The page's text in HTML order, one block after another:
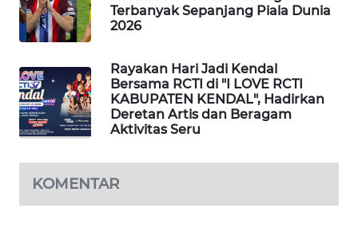
Terbanyak Sepanjang Piala Dunia
2026
Rayakan Hari Jadi Kendal
Bersama RCTI di "I LOVE RCTI
KABUPATEN KENDAL", Hadirkan
Deretan Artis dan Beragam
Aktivitas Seru
KOMENTAR
LAPAK
WAHANA
Wahana
Network
KONSUMEN
MASYARAKAT
KELISTRIKAN